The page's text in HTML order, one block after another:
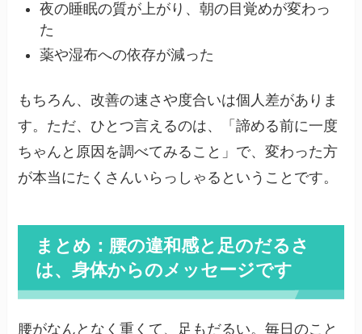
夜の睡眠の質が上がり、朝の目覚めが変わっ
た
薬や湿布への依存が減った
もちろん、改善の速さや度合いは個人差がありま
す。ただ、ひとつ言えるのは、「諦める前に一度
ちゃんと原因を調べてみること」で、変わった方
が本当にたくさんいらっしゃるということです。
まとめ：腰の違和感と足のだるさ
は、身体からのメッセージです
腰がなんとなく重くて、足もだるい。毎日のこと